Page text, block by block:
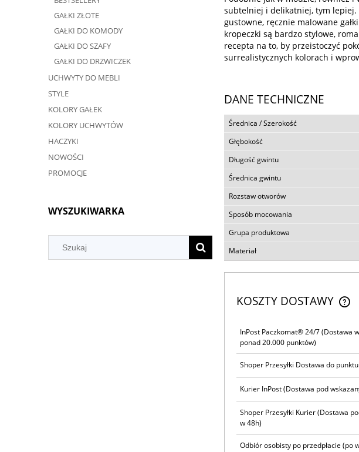
GAŁKI ZŁOTE
GAŁKI DO KOMODY
GAŁKI DO SZAFY
GAŁKI DO DRZWICZEK
UCHWYTY DO MEBLI
STYLE
KOLORY GAŁEK
KOLORY UCHWYTÓW
HACZYKI
NOWOŚCI
PROMOCJE
WYSZUKIWARKA
subtelniej i delikatniej, tym lepiej.
gustowne, ręcznie malowane
kropeczki są bardzo stylowe,
recepta na to, by przeistoczyć
surrealistycznych kolorach i
DANE TECHNICZNE
Średnica / Szerokość
Głębokość
Długość gwintu
Średnica gwintu
Rozstaw otworów
Sposób mocowania
Grupa produktowa
Materiał
KOSZTY DOSTAWY
InPost Paczkomat® 24/7(Dostawa
ponad 20.000 punktów)
Shoper Przesyłki Dostawa do
Kurier InPost(Dostawa pod
Shoper Przesyłki Kurier(Dostawa
w 48h)
Odbiór osobisty po przedpłacie (po